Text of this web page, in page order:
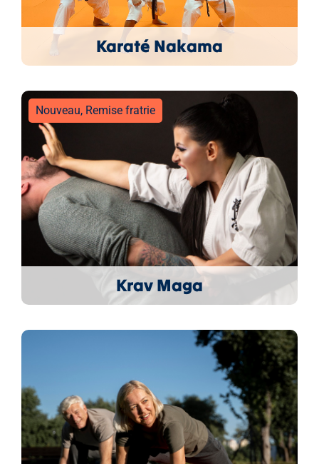
Karaté Nakama
Nouveau, Remise fratrie
Krav Maga